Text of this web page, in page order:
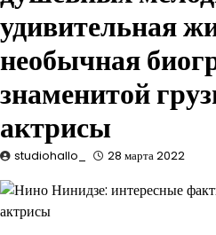
удивительная
необычная
знаменитой
актрисы
studiohallo_ 28 марта 2022